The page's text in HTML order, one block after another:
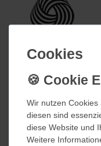
Cookies
Wir nutzen
diesen sind
diese Website und
Weitere
Cookies
Wir nutzen
diesen sind
diese Website und
Weitere